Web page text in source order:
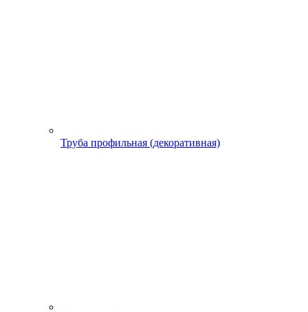
Труба профильная (декоративная)